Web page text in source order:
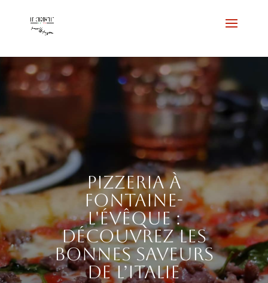
Pizzeria à
Fontaine-
l'Évêque :
découvrez les
bonnes saveurs
de l’Italie